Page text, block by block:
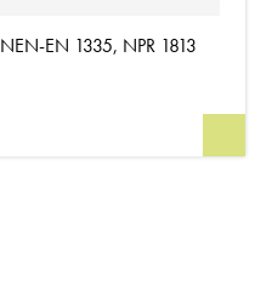
NEN-EN 1335, NPR 1813